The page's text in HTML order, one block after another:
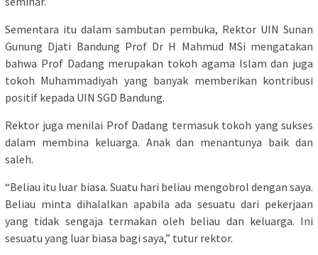
Sementara itu dalam sambutan pembuka, Rektor UIN Sunan
Gunung Djati Bandung Prof Dr H Mahmud MSi mengatakan
bahwa Prof Dadang merupakan tokoh agama Islam dan juga
tokoh Muhammadiyah yang banyak memberikan kontribusi
positif kepada UIN SGD Bandung.
Rektor juga menilai Prof Dadang termasuk tokoh yang sukses
dalam membina keluarga. Anak dan menantunya baik dan
saleh.
“Beliau itu luar biasa. Suatu hari beliau mengobrol dengan saya.
Beliau minta dihalalkan apabila ada sesuatu dari pekerjaan
yang tidak sengaja termakan oleh beliau dan keluarga. Ini
sesuatu yang luar biasa bagi saya,” tutur rektor.